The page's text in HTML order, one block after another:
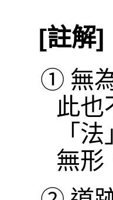
[註解]
① 無
此也
「
無形